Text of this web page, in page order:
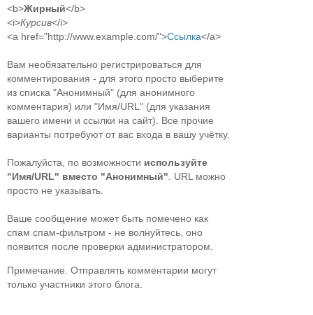
<b>Жирный</b>
<i>Курсив</i>
<a href="http://www.example.com/">Ссылка</a>
Вам необязательно регистрироваться для
комментирования - для этого просто выберите
из списка "Анонимный" (для анонимного
комментария) или "Имя/URL" (для указания
вашего имени и ссылки на сайт). Все прочие
варианты потребуют от вас входа в вашу учётку.
Пожалуйста, по возможности используйте
"Имя/URL" вместо "Анонимный" . URL можно
просто не указывать.
Ваше сообщение может быть помечено как
спам спам-фильтром - не волнуйтесь, оно
появится после проверки администратором.
Примечание. Отправлять комментарии могут
только участники этого блога.